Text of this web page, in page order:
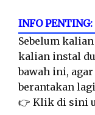
INFO PENTING:
Sebelum
kalian instal
bawah ini,
berantakan
👉 Klik di sini